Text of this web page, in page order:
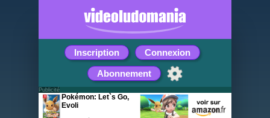
Inscription Connexion
Abonnement
Publicité
Pokémon: Let`s Go,
Evoli